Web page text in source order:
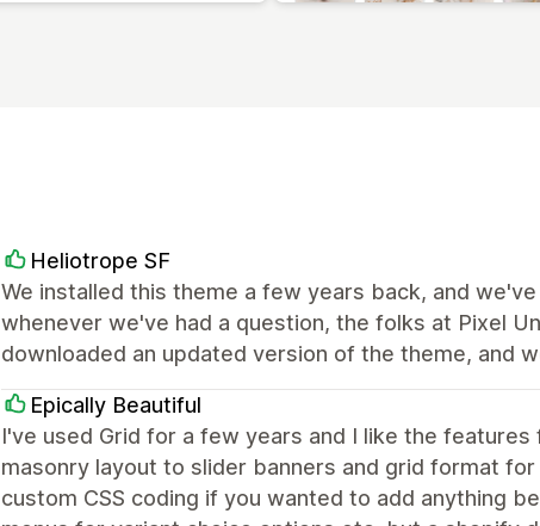
Heliotrope SF
We installed this theme a few years back, and
whenever we've had a question, the folks at Pixel
downloaded an updated version of the theme, and
Epically Beautiful
I've used Grid for a few years and I like the
masonry layout to slider banners and grid format
custom CSS coding if you wanted to add anything